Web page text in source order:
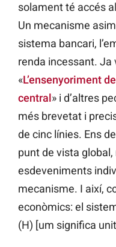
solament té accés
Un mecanisme
sistema bancari,
renda incessant. Ja
«L’ensenyoriment
central» i d’altres
més brevetat i
de cinc línies. Ens
punt de vista
esdeveniments
mecanisme. I així,
econòmics: el
(H) [um significa